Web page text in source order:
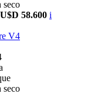
seco
58.600 i
V4
seco